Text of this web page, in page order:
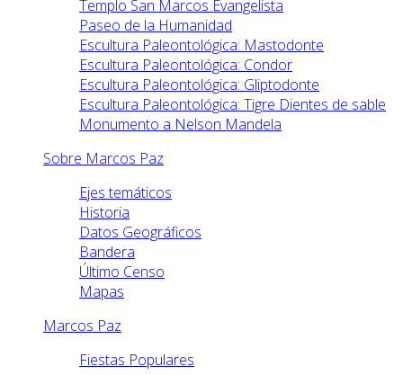
Templo San Marcos Evangelista
Paseo de la Humanidad
Escultura Paleontológica: Mastodonte
Escultura Paleontológica: Condor
Escultura Paleontológica: Gliptodonte
Escultura Paleontológica: Tigre Dientes de sable
Monumento a Nelson Mandela
Sobre Marcos Paz
Ejes temáticos
Historia
Datos Geográficos
Bandera
Último Censo
Mapas
Marcos Paz
Fiestas Populares